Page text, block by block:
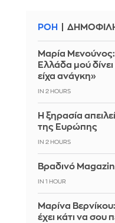
ΡΟΗ
Μαρία
Ελλάδα μού
είχα ανάγκη»
IN 2 HOURS
Η ξηρασία
της Ευρώπης
IN 2 HOURS
Βραδινό
IN 1 HOUR
Μαρίνα
έχει κάτι να σου